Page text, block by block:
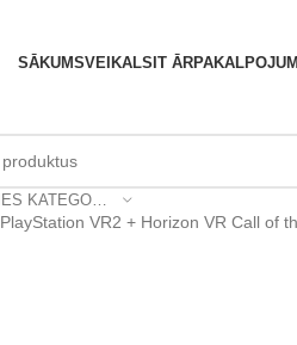
SĀKUMSVEIKALS IT
IZVĒLIETIES KATEGORIJU
PlayStation VR2 + Horizon VR Call of